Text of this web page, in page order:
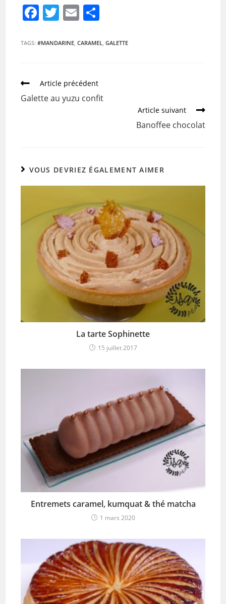
F
c
b
o
T
itt
E
ai ta
TAGS:#MANDARINE CARAMEL GALETTE
Article précédent
Galette au yuzu confit
Article suivant
Banoffee chocolat
VOUS DEVRIEZ ÉGALEMENT AIMER
La tarte Sophinette
15 juillet 2017
Entremets caramel, kumquat & thé matcha
1 mars 2020